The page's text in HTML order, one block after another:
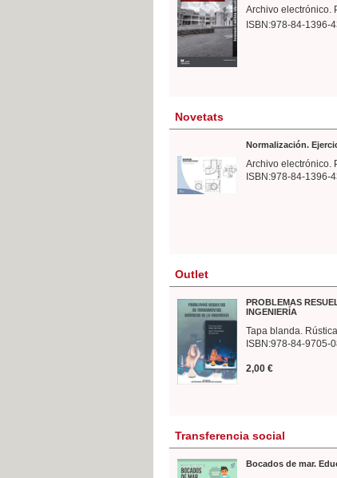
Archivo electrónico.
ISBN:978-84-1396-
Novetats
Normalización.
Archivo electrónico.
ISBN:978-84-1396-
Outlet
PROBLEMAS
INGENIERÍA
Tapa blanda. Rústica
ISBN:978-84-9705-
2,00 €
Transferencia social
Bocados de mar.